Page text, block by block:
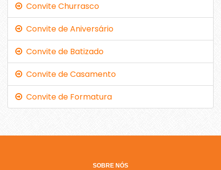
Convite Churrasco
Convite de Aniversário
Convite de Batizado
Convite de Casamento
Convite de Formatura
SOBRE NÓS